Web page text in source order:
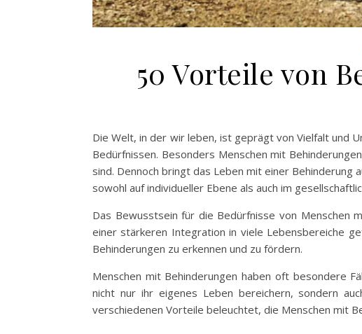
50 Vorteile von
Die Welt, in der wir leben, ist geprägt von Vielfalt und
Bedürfnissen. Besonders Menschen mit
sind. Dennoch bringt das Leben mit einer Behinderung
sowohl auf individueller Ebene als auch im
Das Bewusstsein für die Bedürfnisse von Menschen
einer stärkeren Integration in viele Lebensbereiche
Behinderungen zu erkennen und zu fördern.
Menschen mit Behinderungen haben oft besondere
nicht nur ihr eigenes Leben bereichern, sondern
verschiedenen Vorteile beleuchtet, die Menschen mit